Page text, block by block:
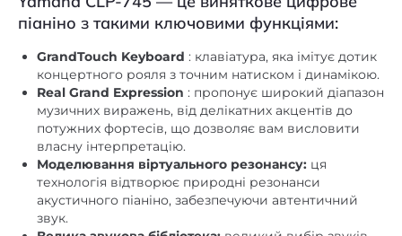
GrandTouch Keyboard: клавіатура, яка імітує дотик
концертного рояля з точним натиском і динамікою.
Real Grand Expression : пропонує широкий діапазон
музичних виражень, від делікатних акцентів до
потужних фортесів, що дозволяє вам висловити
власну інтерпретацію.
Моделювання віртуального резонансу:ця
технологія відтворює природні резонанси
акустичного піаніно, забезпечуючи автентичний
звук.
Велика звукова бібліотека:великий вибір звуків
фортепіано та інструментів, що відкриває творчі
музичні можливості.